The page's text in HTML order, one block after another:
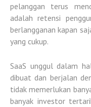
pelanggan terus
adalahretensi
berlangganan kapan
yang cukup.
SaaS unggul dalam
dibuat dan berjalan
tidak memerlukan
banyak investor